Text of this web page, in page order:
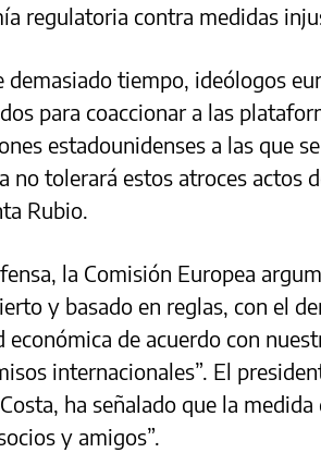
regulatoria contra medidas
demasiado tiempo, ideólogos
para coaccionar a las
estadounidenses a las que
no tolerará estos atroces actos
Rubio.
la Comisión Europea
y basado en reglas, con el
económica de acuerdo con
internacionales”. El
ha señalado que la
y amigos”.